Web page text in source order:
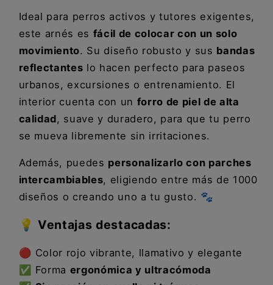
Ideal para perros activos y tutores exigentes,
este arnés es fácil de colocar con un solo
movimiento. Su diseño robusto y sus bandas
reflectantes lo hacen perfecto para paseos
urbanos, excursiones o entrenamiento. El
interior cuenta con un forro de piel de alta
calidad, suave y duradero, para que tu perro
se mueva libremente sin irritaciones.
Además, puedes personalizarlo con parches
intercambiables, eligiendo entre más de 1000
diseños o creando uno a tu gusto. 🐾
💡 Ventajas destacadas:
🔴 Color rojo vibrante, llamativo y elegante
✅ Forma ergonómica y ultracómoda